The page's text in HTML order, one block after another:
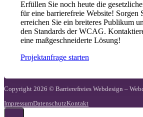
Erfüllen Sie noch heute die
für eine barrierefreie Website! Sorgen
erreichen Sie ein breiteres Publikum
den Standards der WCAG.
eine maßgeschneiderte Lösung!
Projektanfrage starten
Copyright 2026 © Barrierefreies Webdesign –
ImpressumDatenschutzKontakt